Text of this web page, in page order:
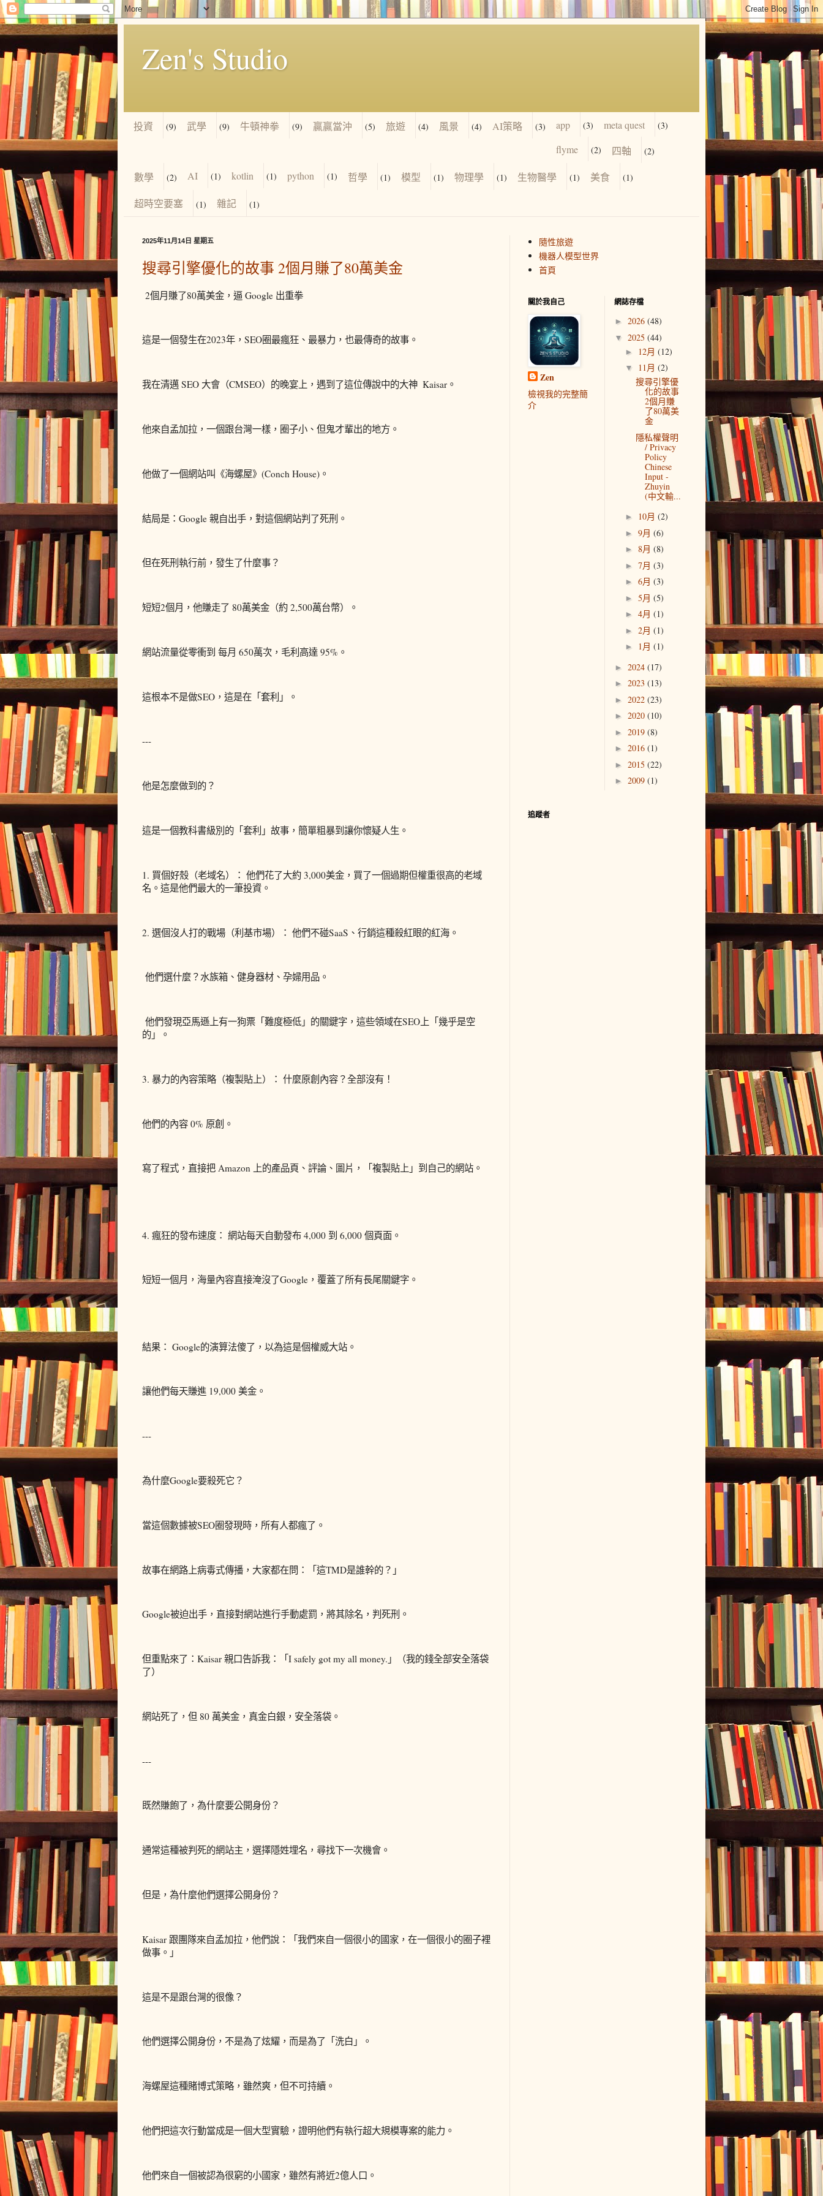
Zen's Studio
投資 (9) 武學 (9) 牛頓神拳 (9) 贏贏當沖 (5) 旅遊 (4) 風景 (4) AI策略 (3) app (3) meta quest (3)
flyme (2) 四軸 (2)
數學 (2) AI (1) kotlin (1) python (1) 哲學 (1) 模型 (1) 物理學 (1) 生物醫學 (1) 美食 (1)
超時空要塞 (1) 雜記 (1)
2025年11月14日 星期五
搜尋引擎優化的故事 2個月賺了80萬美金
2個月賺了80萬美金，逼 Google 出重拳
這是一個發生在2023年，SEO圈最瘋狂、最暴力，也最傳奇的故事。
我在清邁 SEO 大會（CMSEO）的晚宴上，遇到了這位傳說中的大神 ​ Kaisar。
他來自孟加拉，一個跟台灣一樣，圈子小、但鬼才輩出的地方。
他做了一個網站叫《海螺屋》(Conch House)。
結局是：Google 親自出手，對這個網站判了死刑。
但在死刑執行前，發生了什麼事？
短短2個月，他賺走了 80萬美金（約 2,500萬台幣）。
網站流量從零衝到 每月 650萬次，毛利高達 95%。
這根本不是做SEO，這是在「套利」。
---
他是怎麼做到的？
這是一個教科書級別的「套利」故事，簡單粗暴到讓你懷疑人生。
1. 買個好殼（老域名）： 他們花了大約 3,000美金，買了一個過期但權重很高的老域
名。這是他們最大的一筆投資。
2. 選個沒人打的戰場（利基市場）： 他們不碰SaaS、行銷這種殺紅眼的紅海。
他們選什麼？水族箱、健身器材、孕婦用品。
他們發現亞馬遜上有一狗票「難度極低」的關鍵字，這些領域在SEO上「幾乎是空
的」。
3. 暴力的內容策略（複製貼上）： 什麼原創內容？全部沒有！
他們的內容 0% 原創。
寫了程式，直接把 Amazon 上的產品頁、評論、圖片，「複製貼上」到自己的網站。
4. 瘋狂的發布速度： 網站每天自動發布 4,000 到 6,000 個頁面。
短短一個月，海量內容直接淹沒了Google，覆蓋了所有長尾關鍵字。
結果： Google的演算法傻了，以為這是個權威大站。
讓他們每天賺進 19,000 美金。
---
為什麼Google要殺死它？
當這個數據被SEO圈發現時，所有人都瘋了。
故事在網路上病毒式傳播，大家都在問：「這TMD是誰幹的？」
Google被迫出手，直接對網站進行手動處罰，將其除名，判死刑。
但重點來了：Kaisar 親口告訴我：「I safely got my all money.」（我的錢全部安全落袋
了）
網站死了，但 80 萬美金，真金白銀，安全落袋。
---
既然賺飽了，為什麼要公開身份？
通常這種被判死的網站主，選擇隱姓埋名，尋找下一次機會。
但是，為什麼他們選擇公開身份？
Kaisar 跟團隊來自孟加拉，他們說：「我們來自一個很小的國家，在一個很小的圈子裡
做事。」
這是不是跟台灣的很像？
他們選擇公開身份，不是為了炫耀，而是為了「洗白」。
海螺屋這種賭博式策略，雖然爽，但不可持續。
他們把這次行動當成是一個大型實驗，證明他們有執行超大規模專案的能力。
他們來自一個被認為很窮的小國家，雖然有將近2億人口。
隨性旅遊
機器人模型世界
首頁
關於我自己
Zen
檢視我的完整簡
介
網誌存檔
► 2026 (48)
▼ 2025 (44)
► 12月 (12)
▼ 11月 (2)
搜尋引擎優
化的故事
2個月賺
了80萬美
金
隱私權聲明
/ Privacy
Policy
Chinese
Input -
Zhuyin
(中文輸...
► 10月 (2)
► 9月 (6)
► 8月 (8)
► 7月 (3)
► 6月 (3)
► 5月 (5)
► 4月 (1)
► 2月 (1)
► 1月 (1)
► 2024 (17)
► 2023 (13)
► 2022 (23)
► 2020 (10)
► 2019 (8)
► 2016 (1)
► 2015 (22)
► 2009 (1)
追蹤者